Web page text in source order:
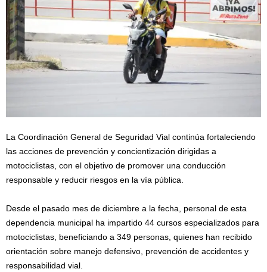
La Coordinación General de Seguridad Vial continúa fortaleciendo
las acciones de prevención y concientización dirigidas a
motociclistas, con el objetivo de promover una conducción
responsable y reducir riesgos en la vía pública.
Desde el pasado mes de diciembre a la fecha, personal de esta
dependencia municipal ha impartido 44 cursos especializados para
motociclistas, beneficiando a 349 personas, quienes han recibido
orientación sobre manejo defensivo, prevención de accidentes y
responsabilidad vial.